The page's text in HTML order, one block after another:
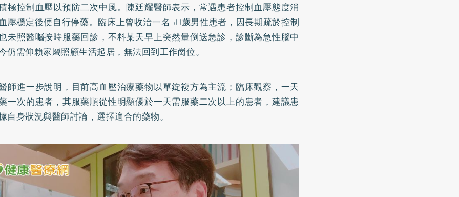
極控制血壓以預防二次中風。陳廷耀醫師表示，常遇患者控制血壓態度消
壓穩定後便自行停藥。臨床上曾收治一名50歲男性患者，因長期疏於控制
未照醫囑按時服藥回診，不料某天早上突然暈倒送急診，診斷為急性腦中
仍需仰賴家屬照顧生活起居，無法回到工作崗位。
師進一步說明，目前高血壓治療藥物以單錠複方為主流；臨床觀察，一天
一次的患者，其服藥順從性明顯優於一天需服藥二次以上的患者，建議患
自身狀況與醫師討論，選擇適合的藥物。